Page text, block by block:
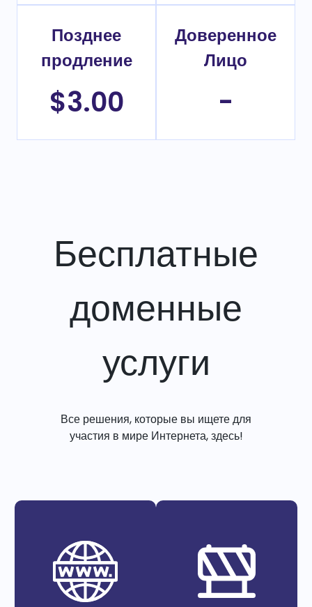
Позднее
продление
$3.00
Доверенное
Лицо
-
Бесплатные
доменные
услуги
Все решения, которые вы ищете для
участия в мире Интернета, здесь!